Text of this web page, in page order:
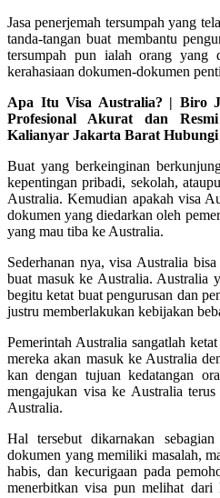
Jasa penerjemah tersumpah yang
tanda-tangan buat membantu
tersumpah pun ialah orang yang
kerahasiaan dokumen-dokumen
Apa Itu Visa Australia? | Biro
Profesional Akurat dan
Kalianyar Jakarta Barat Hubungi
Buat yang berkeinginan
kepentingan pribadi, sekolah,
Australia. Kemudian apakah visa
dokumen yang diedarkan oleh
yang mau tiba ke Australia.
Sederhanan nya, visa Australia
buat masuk ke Australia. Australia
begitu ketat buat pengurusan dan
justru memberlakukan kebijakan
Pemerintah Australia sangatlah
mereka akan masuk ke Australia
kan dengan tujuan kedatangan
mengajukan visa ke Australia
Australia.
Hal tersebut dikarnakan
dokumen yang memiliki masalah,
habis, dan kecurigaan pada
menerbitkan visa pun melihat dari